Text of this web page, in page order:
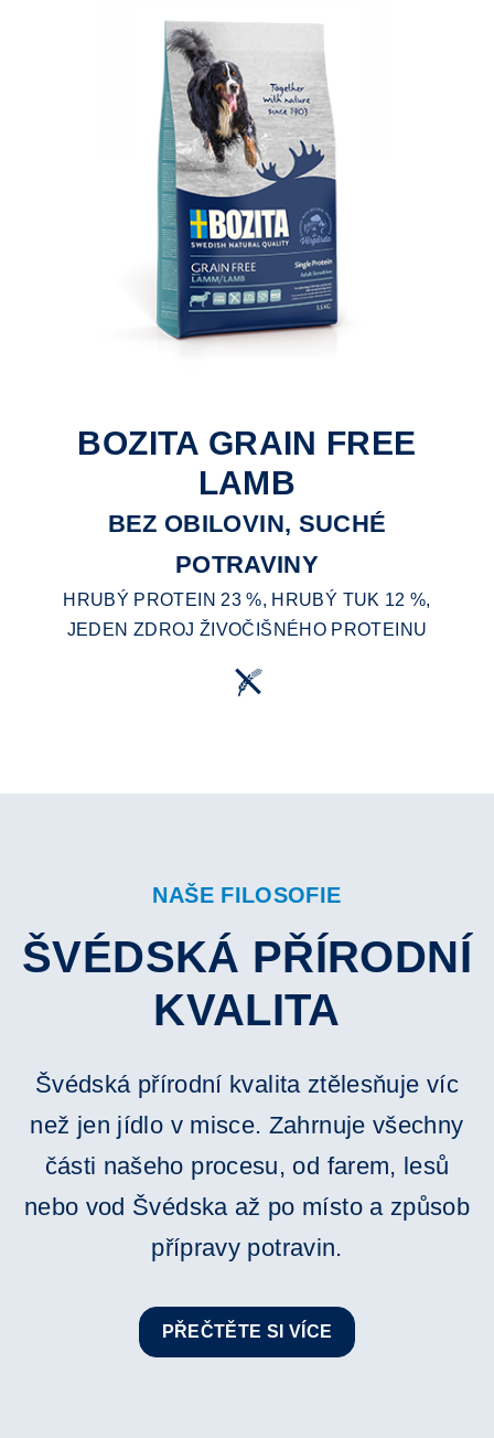
BOZITA GRAIN FREE
LAMB
BEZ OBILOVIN, SUCHÉ
POTRAVINY
HRUBÝ PROTEIN 23 %, HRUBÝ TUK 12 %,
JEDEN ZDROJ ŽIVOČIŠNÉHO PROTEINU
NAŠE FILOSOFIE
ŠVÉDSKÁ PŘÍRODNÍ
KVALITA
Švédská přírodní kvalita ztělesňuje víc
než jen jídlo v misce. Zahrnuje všechny
části našeho procesu, od farem, lesů
nebo vod Švédska až po místo a způsob
přípravy potravin.
PŘEČTĚTE SI VÍCE